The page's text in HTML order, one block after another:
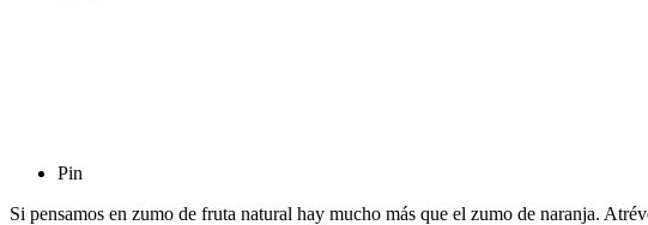
Pin
Si pensamos en zumo de fruta natural hay mucho más que el zumo de naranja.